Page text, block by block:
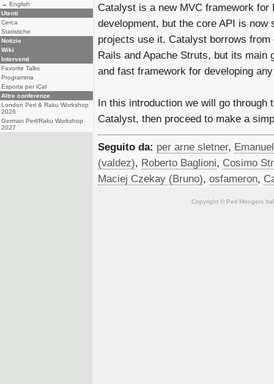
Catalyst is a new MVC framework for
development, but the core API is now
projects use it. Catalyst borrows
Rails and Apache Struts, but its main
and fast framework for developing
In this introduction we will go
Catalyst, then proceed to make a
Seguito da: per arne sletner,
(‎valdez‎), Roberto Baglioni, Cosimo
Maciej Czekay (‎Bruno‎), osfameron,
Copyright © Perl Mongers
→ English
Utenti
Cerca
Statistiche
Notizie
Wiki
Interventi
Favorite Talks
Programma
Esporta per iCal
Altre conferenze
London Perl & Raku Workshop
2026
German Perl/Raku Workshop
2027